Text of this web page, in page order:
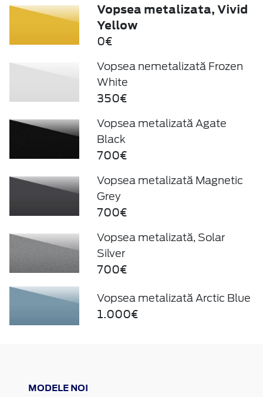
Vopsea metalizata, Vivid
Yellow
0€
Vopsea nemetalizată Frozen
White
350€
Vopsea metalizată Agate
Black
700€
Vopsea metalizată Magnetic
Grey
700€
Vopsea metalizată, Solar
Silver
700€
Vopsea metalizată Arctic Blue
1.000€
MODELE NOI